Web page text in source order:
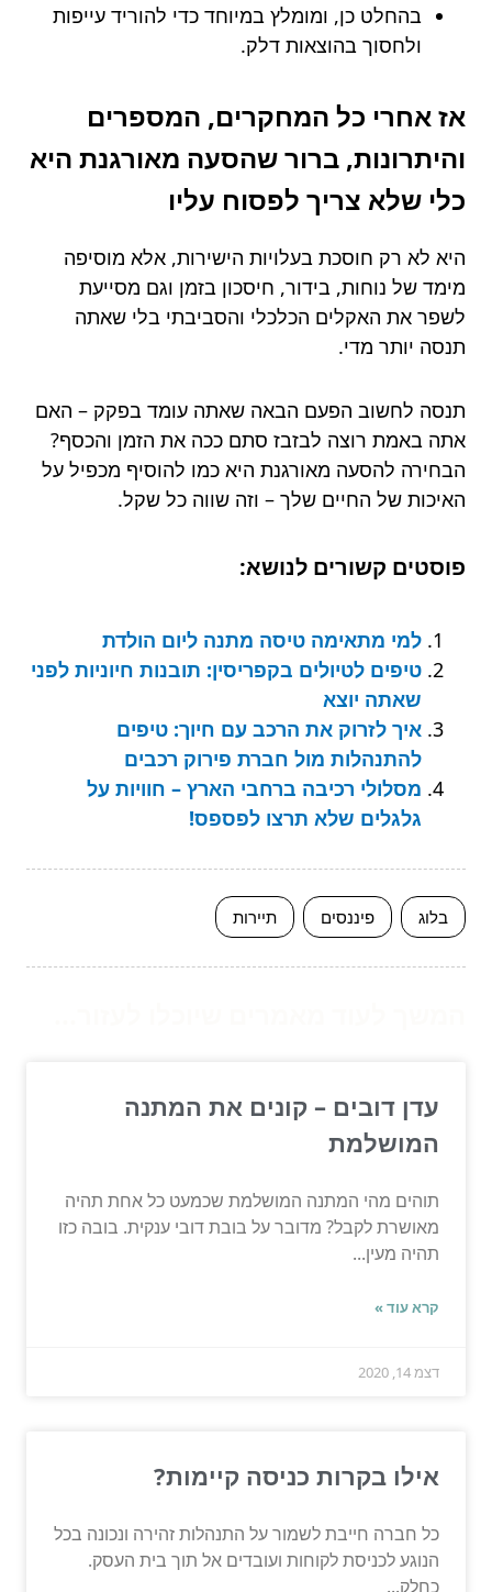
בהחלט כן, ומומלץ במיוחד כדי להוריד עייפות
ולחסוך בהוצאות דלק.
אז אחרי כל המחקרים, המספרים
והיתרונות, ברור שהסעה מאורגנת היא
כלי שלא צריך לפסוח עליו
היא לא רק חוסכת בעלויות הישירות, אלא מוסיפה
מימד של נוחות, בידור, חיסכון בזמן וגם מסייעת
לשפר את האקלים הכלכלי והסביבתי בלי שאתה
תנסה יותר מדי.
תנסה לחשוב הפעם הבאה שאתה עומד בפקק – האם
אתה באמת רוצה לבזבז סתם ככה את הזמן והכסף?
הבחירה להסעה מאורגנת היא כמו להוסיף מכפיל על
האיכות של החיים שלך – וזה שווה כל שקל.
פוסטים קשורים לנושא:
למי מתאימה טיסה מתנה ליום הולדת
טיפים לטיולים בקפריסין: תובנות חיוניות לפני
שאתה יוצא
איך לזרוק את הרכב עם חיוך: טיפים
להתנהלות מול חברת פירוק רכבים
מסלולי רכיבה ברחבי הארץ – חוויות על
גלגלים שלא תרצו לפספס!
בלוג פיננסים תיירות
עדן דובים – קונים את המתנה
המושלמת
תוהים מהי המתנה המושלמת שכמעט כל אחת תהיה
מאושרת לקבל? מדובר על בובת דובי ענקית. בובה כזו
תהיה מעין...
קרא עוד »
דצמ 14, 2020
אילו בקרות כניסה קיימות?
כל חברה חייבת לשמור על התנהלות זהירה ונכונה בכל
הנוגע לכניסת לקוחות ועובדים אל תוך בית העסק.
כחלק...